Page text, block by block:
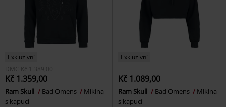
Exkluzivní
DMC
Kč 1.389,00
Kč 1.359,00
Ram Skull Bad Omens
Mikina
s kapucí
Exkluzivní
Kč 1.089,00
Ram Skull Bad Omens
Mikina
s kapucí